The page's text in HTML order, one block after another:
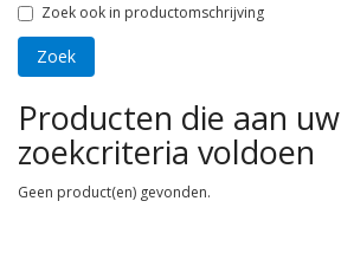
Zoek ook in productomschrijving
Producten die aan uw
zoekcriteria voldoen
Geen product(en) gevonden.